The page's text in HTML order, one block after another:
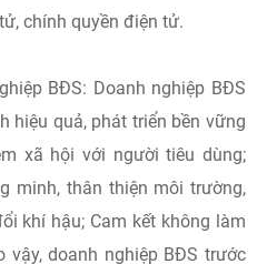
chính quyền điện tử.
BĐS: Doanh nghiệp BĐS
hiệu quả, phát triển bền vững
xã hội với người tiêu dùng;
minh, thân thiện môi trường,
khí hậu; Cam kết không làm
vậy, doanh nghiệp BĐS trước